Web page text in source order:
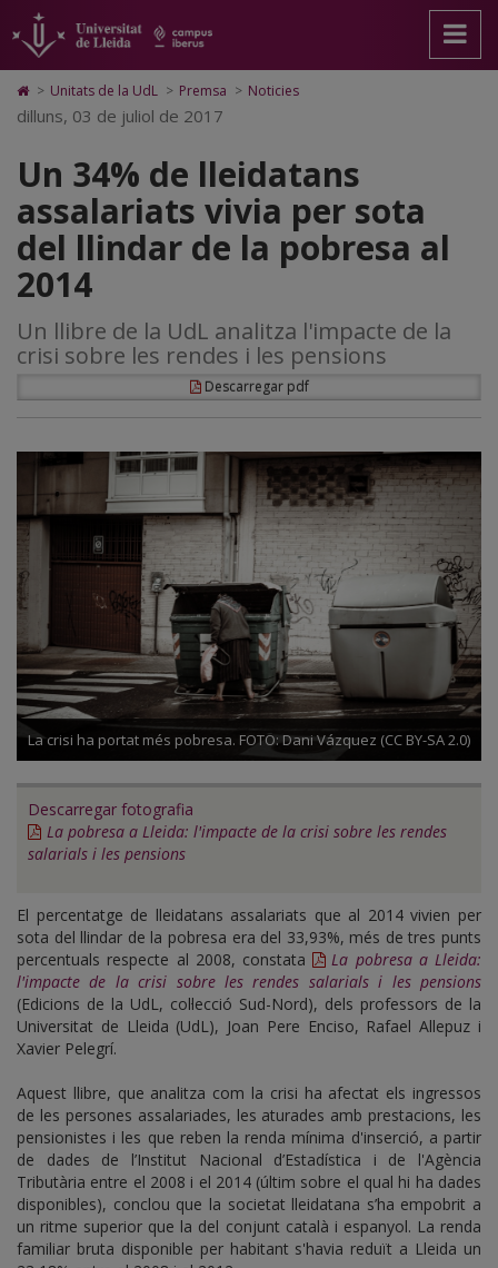
Un
34%
de
lleidatans
assalariats
vivia
per
sota
del
llindar
la
pobresa
2014
pàgina
principal.
Universitat
Lleida
contingut
principal
Mapa
Web.
Universitat
Cerca
Accessibilitat.
Universitat
Lleida
Icono
de
Home
ir
a
la
página
de
inicio
> Unitats de la UdL > Premsa > Noticies
dilluns, 03 de juliol de 2017
Un 34% de lleidatans
assalariats vivia per sota
del llindar de la pobresa al
2014
Un llibre de la UdL analitza l'impacte de la
crisi sobre les rendes i les pensions
Descarregar pdf
La crisi ha portat més pobresa. FOTO: Dani Vázquez (CC BY-SA 2.0)
Descarregar fotografia
La pobresa a Lleida: l'impacte de la crisi sobre les rendes
salarials i les pensions
El percentatge de lleidatans assalariats que al 2014 vivien per
sota del llindar de la pobresa era del 33,93%, més de tres punts
percentuals respecte al 2008, constata
La pobresa a Lleida:
l'impacte de la crisi sobre les rendes salarials i les pensions
(Edicions de la UdL, col·lecció Sud-Nord), dels professors de la
Universitat de Lleida (UdL), Joan Pere Enciso, Rafael Allepuz i
Xavier Pelegrí.
Aquest llibre, que analitza com la crisi ha afectat els ingressos
de les persones assalariades, les aturades amb prestacions, les
pensionistes i les que reben la renda mínima d'inserció, a partir
de dades de l’Institut Nacional d’Estadística i de l'Agència
Tributària entre el 2008 i el 2014 (últim sobre el qual hi ha dades
disponibles), conclou que la societat lleidatana s’ha empobrit a
un ritme superior que la del conjunt català i espanyol. La renda
familiar bruta disponible per habitant s'havia reduït a Lleida un